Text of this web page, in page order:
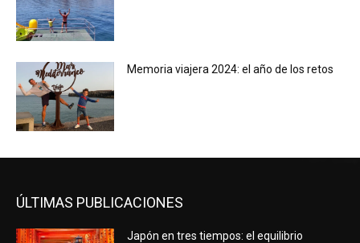
Memoria viajera 2024: el año de los retos
ÚLTIMAS PUBLICACIONES
Japón en tres tiempos: el equilibrio